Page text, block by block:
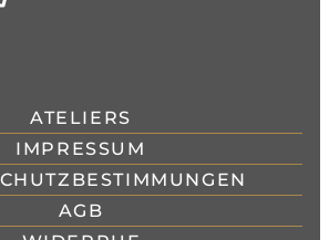
ATELIERS
IMPRESSUM
AGB